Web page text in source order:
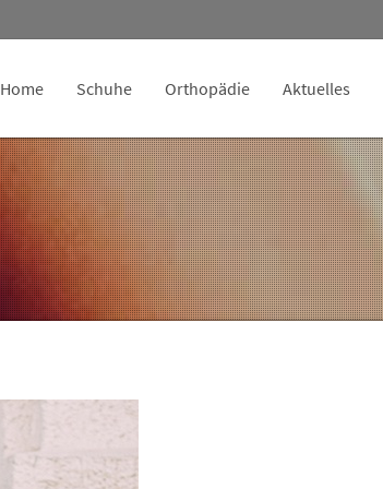
Home Schuhe Orthopädie Aktuelles